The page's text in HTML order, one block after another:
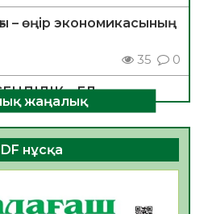
– өңір экономикасының
35 0
– ЕЛ
32 0
– БОЛАШАҚҚА
жаңалық
нұсқа